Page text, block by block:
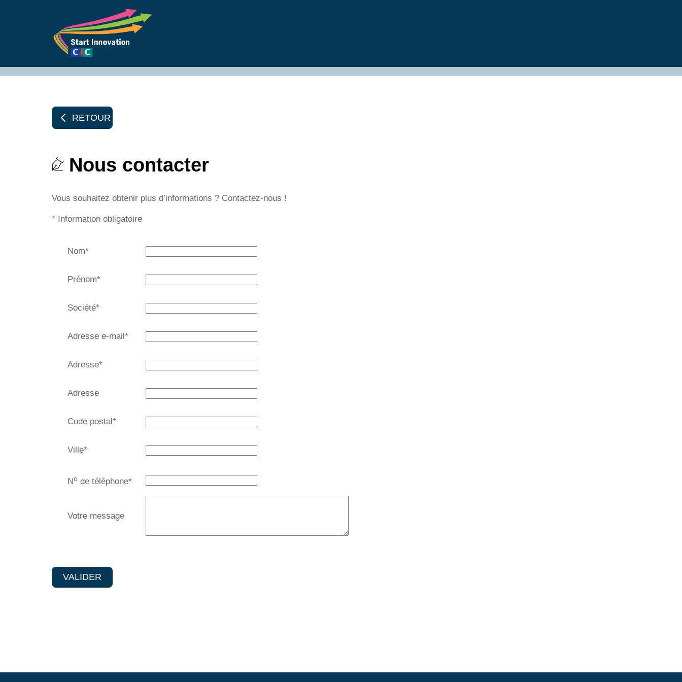
RETOUR
Nous contacter
Vous souhaitez obtenir plus d’informations ? Contactez-nous !
* Information obligatoire
Nom*
Prénom*
Société*
Adresse e-mail*
Adresse*
Adresse
Code postal*
Ville*
Node téléphone*
Votre message
VALIDER